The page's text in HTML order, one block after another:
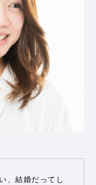
、結婚だってし